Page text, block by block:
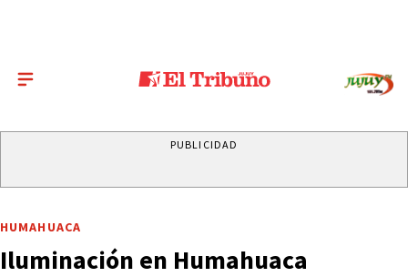
PUBLICIDAD
HUMAHUACA
Iluminación en Humahuaca